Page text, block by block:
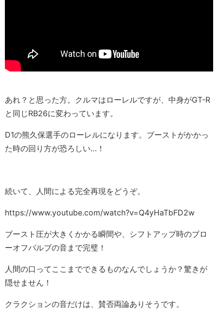
あれ？と思った方。クルマはローレルですが、中身がGT-R
と同じRB26に変わっています。
D1の熊久保選手のローレルになります。ブーストがかかっ
た時の回り方が恐ろしい…！
続いて、人間による完全再現をどうぞ。
https://www.youtube.com/watch?v=Q4yHaTbFD2w
ブースト圧が大きくかかる瞬間や、シフトアップ時のブロ
ーオフバルブの音まで完璧！
人間の口ってここまでできるものなんでしょうか？驚きが
隠せません！
クラクションの音だけは、賛否両論ありそうです。